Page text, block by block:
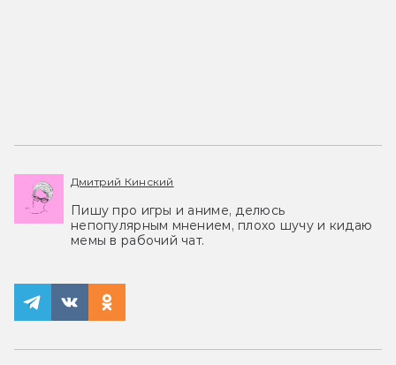
Дмитрий Кинский
Пишу про игры и аниме, делюсь
непопулярным мнением, плохо шучу и кидаю
мемы в рабочий чат.